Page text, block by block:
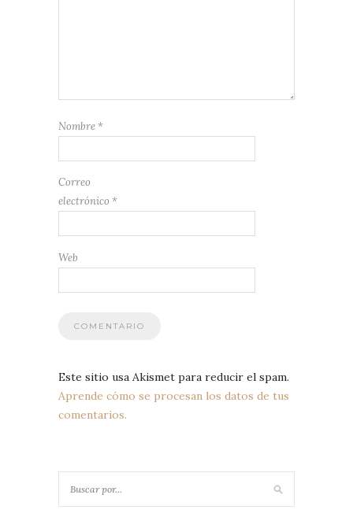
Nombre *
Correo
electrónico *
Web
Este sitio usa Akismet para reducir el spam.
Aprende cómo se procesan los datos de tus
comentarios.